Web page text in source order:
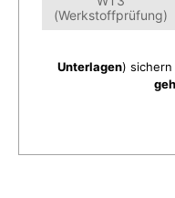
(Werkstoffprüfung)
Unterlagen) sichern